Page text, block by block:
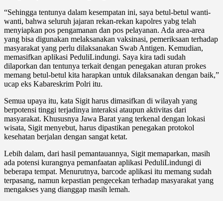
“Sehingga tentunya dalam kesempatan ini, saya betul-betul wanti-
wanti, bahwa seluruh jajaran rekan-rekan kapolres yabg telah
menyiapkan pos pengamanan dan pos pelayanan. Ada area-area
yang bisa digunakan melaksanakan vaksinasi, pemeriksaan terhadap
masyarakat yang perlu dilaksanakan Swab Antigen. Kemudian,
memasifkan aplikasi PeduliLindungi. Saya kira tadi sudah
dilaporkan dan tentunya terkait dengan penegakan aturan prokes
memang betul-betul kita harapkan untuk dilaksanakan dengan baik,”
ucap eks Kabareskrim Polri itu.
Semua upaya itu, kata Sigit harus dimasifkan di wilayah yang
berpotensi tinggi terjadinya interaksi ataupun aktivitas dari
masyarakat. Khususnya Jawa Barat yang terkenal dengan lokasi
wisata, Sigit menyebut, harus dipastikan penegakan protokol
kesehatan berjalan dengan sangat ketat.
Lebih dalam, dari hasil pemantauannya, Sigit memaparkan, masih
ada potensi kurangnya pemanfaatan aplikasi PeduliLindungi di
beberapa tempat. Menurutnya, barcode aplikasi itu memang sudah
terpasang, namun kepastian pengecekan terhadap masyarakat yang
mengakses yang dianggap masih lemah.